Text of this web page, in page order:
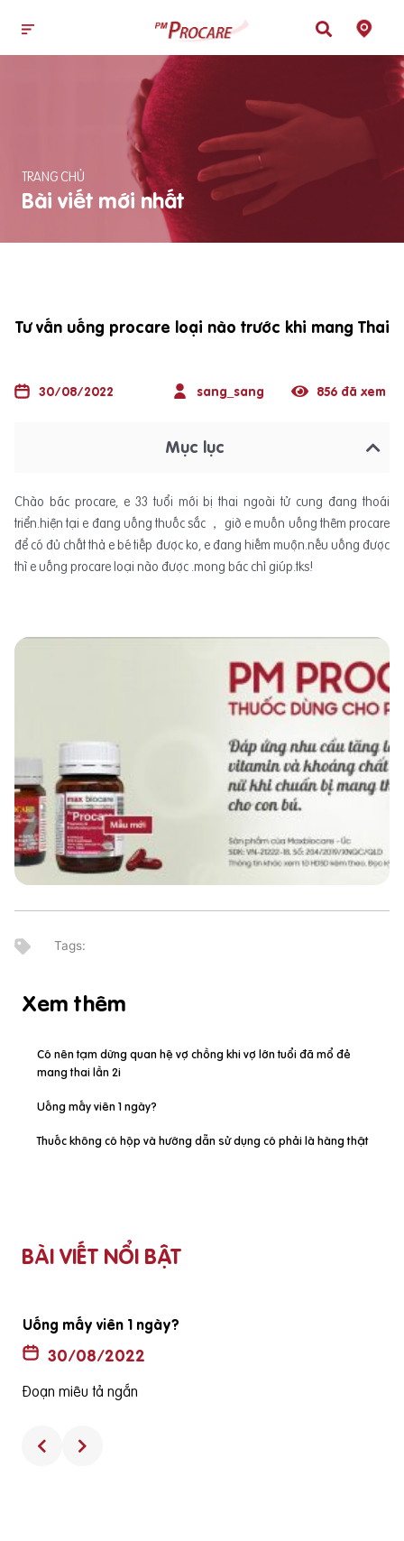
TRANG CHỦ
Bài viết mới nhất
Tư vấn uống procare loại nào trước khi mang Thai
30/08/2022 sang_sang 856 đã xem
Mục lục
Chào bác procare, e 33 tuổi mới bị thai ngoài tử cung đang thoái
triển.hiện tại e đang uống thuốc sắc ， giờ e muốn uống thêm procare
để có đủ chất thả e bé tiếp được ko, e đang hiếm muộn.nếu uống được
thì e uống procare loại nào được .mong bác chỉ giúp.tks!
Xem thêm
Có nên tạm dừng quan hệ vợ chồng khi vợ lớn tuổi đã mổ đẻ
mang thai lần 2i
Uống mấy viên 1 ngày?
Thuốc không có hộp và hướng dẫn sử dụng có phải là hàng thật
BÀI VIẾT NỔI BẬT
Uống mấy viên 1 ngày?
30/08/2022
Đoạn miêu tả ngắn